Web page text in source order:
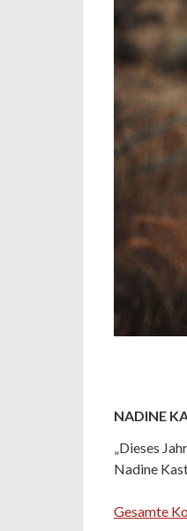
NADINE
„Dieses
Nadine
Gesamte